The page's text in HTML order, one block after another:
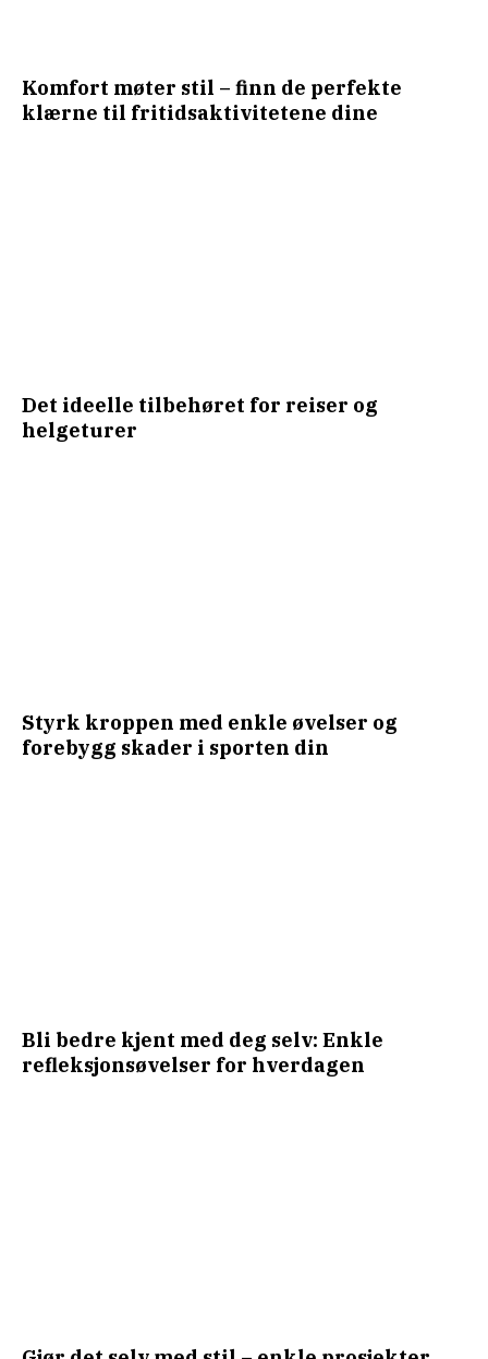
Komfort møter stil – finn de perfekte
klærne til fritidsaktivitetene dine
Det ideelle tilbehøret for reiser og
helgeturer
Styrk kroppen med enkle øvelser og
forebygg skader i sporten din
Bli bedre kjent med deg selv: Enkle
refleksjonsøvelser for hverdagen